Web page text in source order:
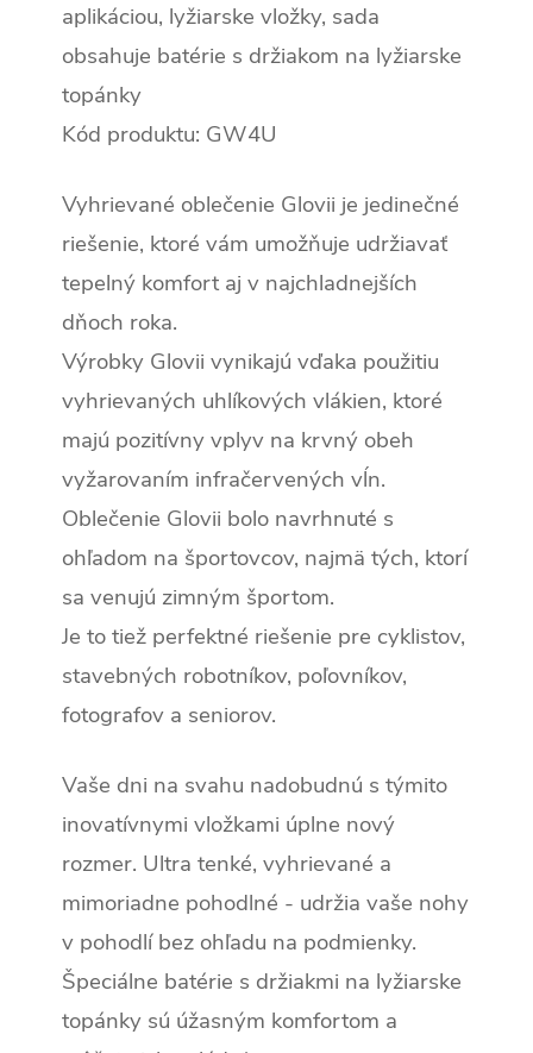
aplikáciou, lyžiarske vložky, sada
obsahuje batérie s držiakom na lyžiarske
topánky
Kód produktu: GW4U
Vyhrievané oblečenie Glovii je jedinečné
riešenie, ktoré vám umožňuje udržiavať
tepelný komfort aj v najchladnejších
dňoch roka.
Výrobky Glovii vynikajú vďaka použitiu
vyhrievaných uhlíkových vlákien, ktoré
majú pozitívny vplyv na krvný obeh
vyžarovaním infračervených vĺn.
Oblečenie Glovii bolo navrhnuté s
ohľadom na športovcov, najmä tých, ktorí
sa venujú zimným športom.
Je to tiež perfektné riešenie pre cyklistov,
stavebných robotníkov, poľovníkov,
fotografov a seniorov.
Vaše dni na svahu nadobudnú s týmito
inovatívnymi vložkami úplne nový
rozmer. Ultra tenké, vyhrievané a
mimoriadne pohodlné - udržia vaše nohy
v pohodlí bez ohľadu na podmienky.
Špeciálne batérie s držiakmi na lyžiarske
topánky sú úžasným komfortom a